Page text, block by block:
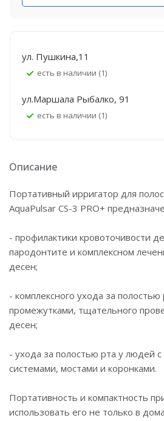
ул. Пушкина,11
Есть в наличии (1)
ул.Маршала Рыбалко, 91
Есть в наличии (1)
Описание
Портативный ирригатор для
AquaPulsar CS-3 PRO+
- профилактики кровоточивости
пародонтите и комплексном
десен;
- комплексного ухода за
промежутками, тщательного
десен;
- ухода за полостью рта у людей
системами, мостами и коронками.
Портативность и компактность
использовать его не только в